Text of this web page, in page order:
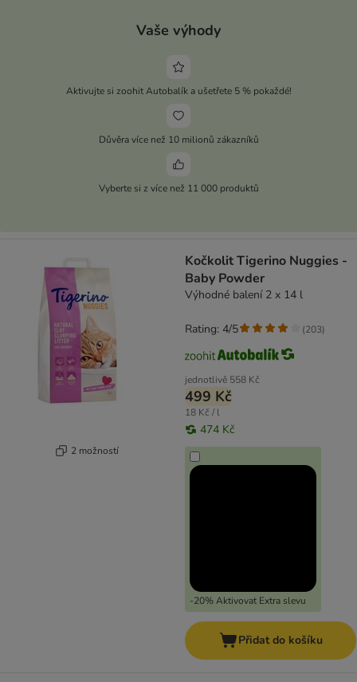
Vaše výhody
Aktivujte si zoohit Autobalík a ušetřete 5 % pokaždé!
Důvěra více než 10 milionů zákazníků
Vyberte si z více než 11 000 produktů
2 možností
Kočkolit Tigerino Nuggies -
Baby Powder
Výhodné balení 2 x 14 l
jednotlivě 558 Kč
499 Kč
18 Kč / l
474 Kč
-20% Aktivovat Extra slevu
Rating: 4/5 (203)
Přidat do košíku